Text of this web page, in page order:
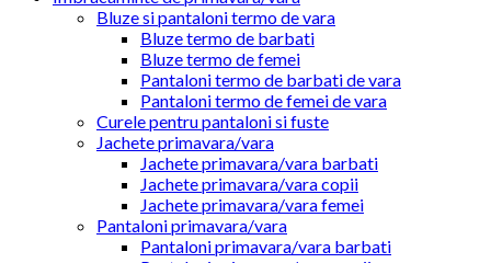
Bluze si pantaloni termo de vara
Bluze termo de barbati
Bluze termo de femei
Pantaloni termo de barbati de vara
Pantaloni termo de femei de vara
Curele pentru pantaloni si fuste
Jachete primavara/vara
Jachete primavara/vara barbati
Jachete primavara/vara copii
Jachete primavara/vara femei
Pantaloni primavara/vara
Pantaloni primavara/vara barbati